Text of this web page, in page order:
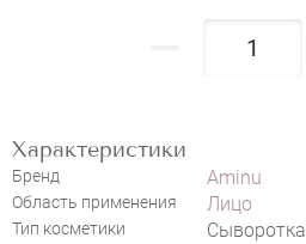
Характеристики
Бренд Aminu
Область применения Лицо
Тип косметики Сыворотка
НАПИСАТЬ ОТЗЫВ